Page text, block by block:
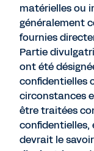
matérielles ou
généralement
fournies
Partie
ont été
confidentielles
circonstances
être traitées
confidentielles,
devrait le